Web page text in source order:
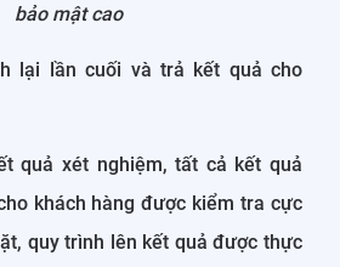
bảo mật cao
lại lần cuối và trả kết quả cho
quả xét nghiệm, tất cả kết quả
khách hàng được kiểm tra cực
quy trình lên kết quả được thực